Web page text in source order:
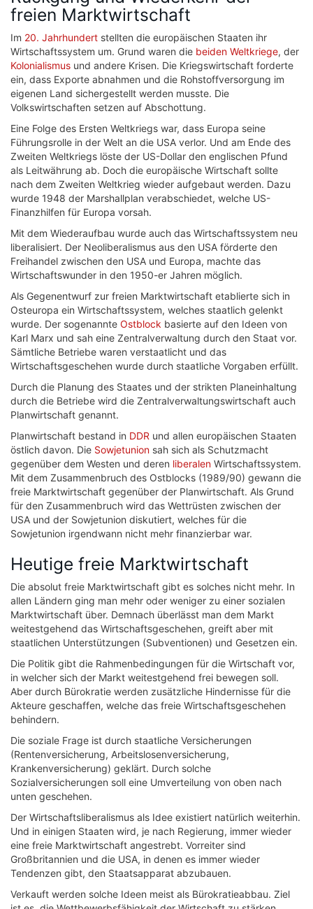
freien Marktwirtschaft
Im 20. Jahrhundert stellten die europäischen Staaten ihr
Wirtschaftssystem um. Grund waren die beiden Weltkriege, der
Kolonialismus und andere Krisen. Die Kriegswirtschaft forderte
ein, dass Exporte abnahmen und die Rohstoffversorgung im
eigenen Land sichergestellt werden musste. Die
Volkswirtschaften setzen auf Abschottung.
Eine Folge des Ersten Weltkriegs war, dass Europa seine
Führungsrolle in der Welt an die USA verlor. Und am Ende des
Zweiten Weltkriegs löste der US-Dollar den englischen Pfund
als Leitwährung ab. Doch die europäische Wirtschaft sollte
nach dem Zweiten Weltkrieg wieder aufgebaut werden. Dazu
wurde 1948 der Marshallplan verabschiedet, welche US-
Finanzhilfen für Europa vorsah.
Mit dem Wiederaufbau wurde auch das Wirtschaftssystem neu
liberalisiert. Der Neoliberalismus aus den USA förderte den
Freihandel zwischen den USA und Europa, machte das
Wirtschaftswunder in den 1950-er Jahren möglich.
Als Gegenentwurf zur freien Marktwirtschaft etablierte sich in
Osteuropa ein Wirtschaftssystem, welches staatlich gelenkt
wurde. Der sogenannte Ostblock basierte auf den Ideen von
Karl Marx und sah eine Zentralverwaltung durch den Staat vor.
Sämtliche Betriebe waren verstaatlicht und das
Wirtschaftsgeschehen wurde durch staatliche Vorgaben erfüllt.
Durch die Planung des Staates und der strikten Planeinhaltung
durch die Betriebe wird die Zentralverwaltungswirtschaft auch
Planwirtschaft genannt.
Planwirtschaft bestand in DDR und allen europäischen Staaten
östlich davon. Die Sowjetunion sah sich als Schutzmacht
gegenüber dem Westen und deren liberalen Wirtschaftssystem.
Mit dem Zusammenbruch des Ostblocks (1989/90) gewann die
freie Marktwirtschaft gegenüber der Planwirtschaft. Als Grund
für den Zusammenbruch wird das Wettrüsten zwischen der
USA und der Sowjetunion diskutiert, welches für die
Sowjetunion irgendwann nicht mehr finanzierbar war.
Heutige freie Marktwirtschaft
Die absolut freie Marktwirtschaft gibt es solches nicht mehr. In
allen Ländern ging man mehr oder weniger zu einer sozialen
Marktwirtschaft über. Demnach überlässt man dem Markt
weitestgehend das Wirtschaftsgeschehen, greift aber mit
staatlichen Unterstützungen (Subventionen) und Gesetzen ein.
Die Politik gibt die Rahmenbedingungen für die Wirtschaft vor,
in welcher sich der Markt weitestgehend frei bewegen soll.
Aber durch Bürokratie werden zusätzliche Hindernisse für die
Akteure geschaffen, welche das freie Wirtschaftsgeschehen
behindern.
Die soziale Frage ist durch staatliche Versicherungen
(Rentenversicherung, Arbeitslosenversicherung,
Krankenversicherung) geklärt. Durch solche
Sozialversicherungen soll eine Umverteilung von oben nach
unten geschehen.
Der Wirtschaftsliberalismus als Idee existiert natürlich weiterhin.
Und in einigen Staaten wird, je nach Regierung, immer wieder
eine freie Marktwirtschaft angestrebt. Vorreiter sind
Großbritannien und die USA, in denen es immer wieder
Tendenzen gibt, den Staatsapparat abzubauen.
Verkauft werden solche Ideen meist als Bürokratieabbau. Ziel